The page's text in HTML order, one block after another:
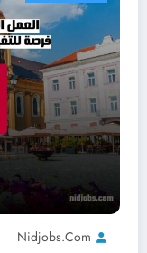
Nidjobs.com